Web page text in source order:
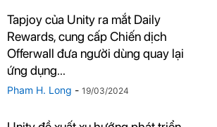
Tapjoy của Unity ra mắt Daily
Rewards, cung cấp Chiến dịch
Offerwall đưa người dùng quay lại
ứng dụng...
Pham H. Long - 19/03/2024